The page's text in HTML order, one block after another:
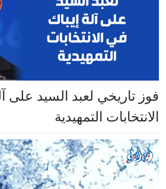
فوز تاريخي لعبد السيد على
الانتخابات التمهيدية